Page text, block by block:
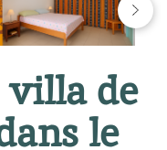
de
le